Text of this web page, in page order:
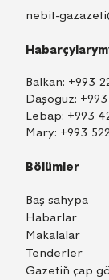
nebit-
Balkan: +993
Daşoguz:
Lebap: +993
Mary: +993
Bölümler
Baş sahypa
Habarlar
Makalalar
Tenderler
Gazetiň çap